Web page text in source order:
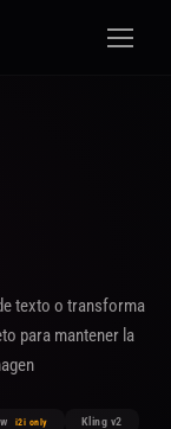
texto o transforma
para mantener la
i2i only
Kling v2